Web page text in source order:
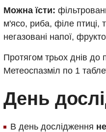
Можна їсти:
м'ясо, риба, філе птиці,
негазовані напої,
Протягом трьох днів до
Метеоспазміл по 1
День
В день дослідження